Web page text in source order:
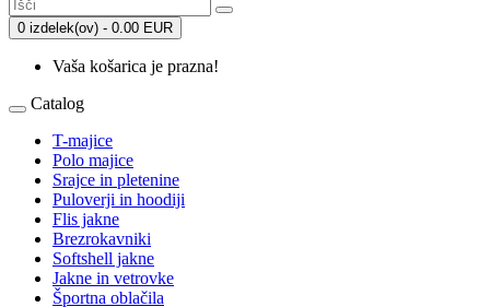
0 izdelek(ov) - 0.00 EUR
Vaša košarica je prazna!
Catalog
T-majice
Polo majice
Srajce in pletenine
Puloverji in hoodiji
Flis jakne
Brezrokavniki
Softshell jakne
Jakne in vetrovke
Športna oblačila